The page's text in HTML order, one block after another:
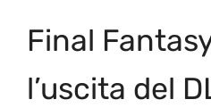
Final
l’uscita del